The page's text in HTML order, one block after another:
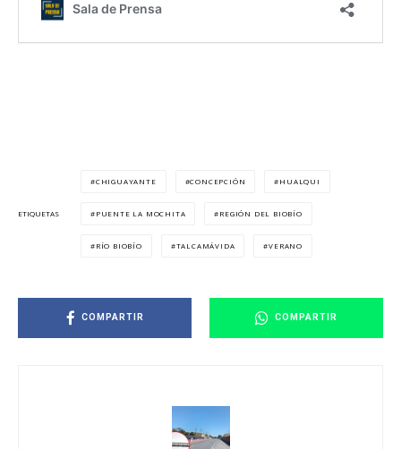
ETIQUETAS
CHIGUAYANTE CONCEPCIÓN HUALQUI
PUENTE LA MOCHITA REGIÓN DEL BIOBÍO
RÍO BIOBÍO TALCAMÁVIDA VERANO
COMPARTIR COMPARTIR